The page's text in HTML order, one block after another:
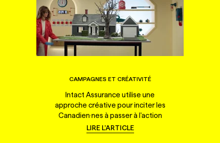
CAMPAGNES ET CRÉATIVITÉ
Intact Assurance utilise une
approche créative pour inciter les
Canadien·nes à passer à l'action
LIRE L'ARTICLE